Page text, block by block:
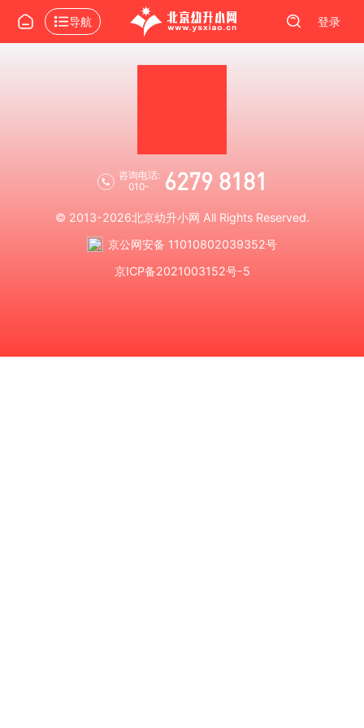
导航 登录
咨询电话:
010-
6279 8181
© 2013-2026北京幼升小网 All Rights Reserved.
京公网安备 11010802039352号
京ICP备2021003152号-5